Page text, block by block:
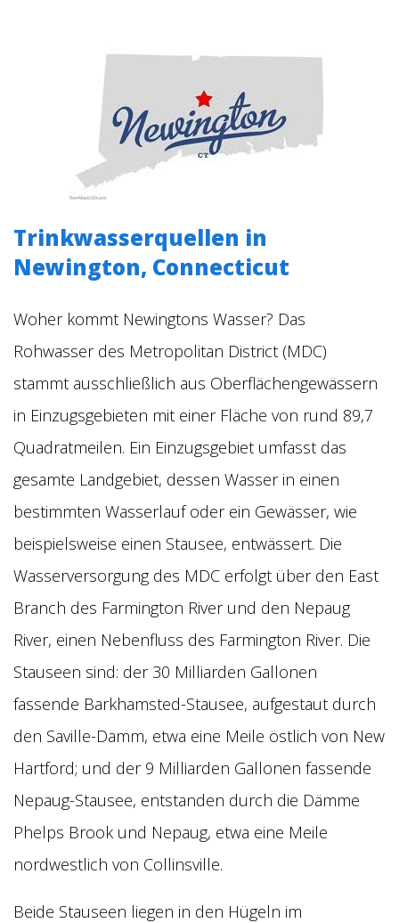
Trinkwasserquellen in
Newington, Connecticut
Woher kommt Newingtons Wasser? Das
Rohwasser des Metropolitan District (MDC)
stammt ausschließlich aus Oberflächengewässern
in Einzugsgebieten mit einer Fläche von rund 89,7
Quadratmeilen. Ein Einzugsgebiet umfasst das
gesamte Landgebiet, dessen Wasser in einen
bestimmten Wasserlauf oder ein Gewässer, wie
beispielsweise einen Stausee, entwässert. Die
Wasserversorgung des MDC erfolgt über den East
Branch des Farmington River und den Nepaug
River, einen Nebenfluss des Farmington River. Die
Stauseen sind: der 30 Milliarden Gallonen
fassende Barkhamsted-Stausee, aufgestaut durch
den Saville-Damm, etwa eine Meile östlich von New
Hartford; und der 9 Milliarden Gallonen fassende
Nepaug-Stausee, entstanden durch die Dämme
Phelps Brook und Nepaug, etwa eine Meile
nordwestlich von Collinsville.
Beide Stauseen liegen in den Hügeln im